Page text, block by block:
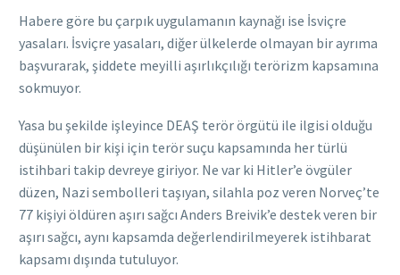
Habere göre bu çarpık uygulamanın kaynağı ise İsviçre
yasaları. İsviçre yasaları, diğer ülkelerde olmayan bir ayrıma
başvurarak, şiddete meyilli aşırlıkçılığı terörizm kapsamına
sokmuyor.
Yasa bu şekilde işleyince DEAŞ terör örgütü ile ilgisi olduğu
düşünülen bir kişi için terör suçu kapsamında her türlü
istihbari takip devreye giriyor. Ne var ki Hitler’e övgüler
düzen, Nazi sembolleri taşıyan, silahla poz veren Norveç’te
77 kişiyi öldüren aşırı sağcı Anders Breivik’e destek veren bir
aşırı sağcı, aynı kapsamda değerlendirilmeyerek istihbarat
kapsamı dışında tutuluyor.